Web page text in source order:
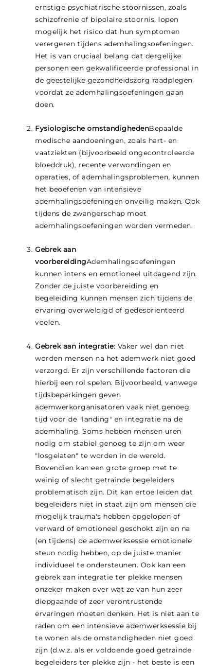
ernstige psychiatrische stoornissen, zoals
schizofrenie of bipolaire stoornis, lopen
mogelijk het risico dat hun symptomen
verergeren tijdens ademhalingsoefeningen.
Het is van cruciaal belang dat dergelijke
personen een gekwalificeerde professional in
de geestelijke gezondheidszorg raadplegen
voordat ze ademhalingsoefeningen gaan
doen.
Fysiologische omstandighedenBepaalde
medische aandoeningen, zoals hart- en
vaatziekten (bijvoorbeeld ongecontroleerde
bloeddruk), recente verwondingen en
operaties, of ademhalingsproblemen, kunnen
het beoefenen van intensieve
ademhalingsoefeningen onveilig maken. Ook
tijdens de zwangerschap moet
ademhalingsoefeningen worden vermeden.
Gebrek aan
voorbereidingAdemhalingsoefeningen
kunnen intens en emotioneel uitdagend zijn.
Zonder de juiste voorbereiding en
begeleiding kunnen mensen zich tijdens de
ervaring overweldigd of gedesoriënteerd
voelen.
Gebrek aan integratie: Vaker wel dan niet
worden mensen na het ademwerk niet goed
verzorgd. Er zijn verschillende factoren die
hierbij een rol spelen. Bijvoorbeeld, vanwege
tijdsbeperkingen geven
ademwerkorganisatoren vaak niet genoeg
tijd voor de "landing" en integratie na de
ademhaling. Soms hebben mensen uren
nodig om stabiel genoeg te zijn om weer
"losgelaten" te worden in de wereld.
Bovendien kan een grote groep met te
weinig of slecht getrainde begeleiders
problematisch zijn. Dit kan ertoe leiden dat
begeleiders niet in staat zijn om mensen die
mogelijk trauma's hebben opgelopen of
verward of emotioneel geschokt zijn en na
(en tijdens) de ademwerksessie emotionele
steun nodig hebben, op de juiste manier
individueel te ondersteunen. Ook kan een
gebrek aan integratie ter plekke mensen
onzeker maken over wat ze van hun zeer
diepgaande of zeer verontrustende
ervaringen moeten denken. Het is niet aan te
raden om een intensieve ademwerksessie bij
te wonen als de omstandigheden niet goed
zijn (d.w.z. als er voldoende goed getrainde
begeleiders ter plekke zijn - het beste is een